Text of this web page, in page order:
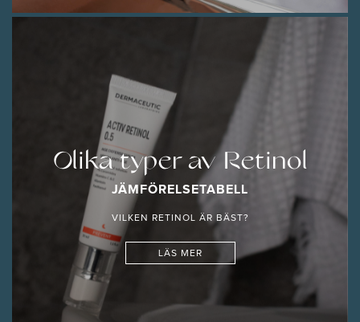
Olika typer av Retinol
JÄMFÖRELSETABELL
VILKEN RETINOL ÄR BÄST?
LÄS MER